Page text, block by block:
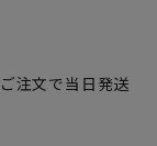
注文で当日発送